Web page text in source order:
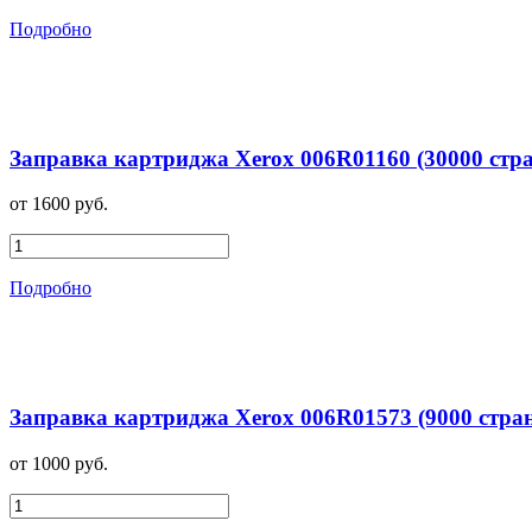
Подробно
Заправка картриджа Xerox 006R01160 (30000
от 1600 руб.
Подробно
Заправка картриджа Xerox 006R01573 (9000
от 1000 руб.